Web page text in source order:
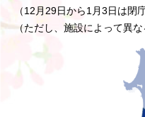
（12月29日から1月3日は閉庁
（ただし、施設によって異な